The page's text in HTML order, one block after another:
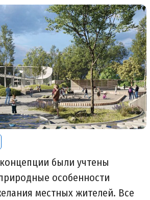
были учтены
особенности
местных жителей. Все